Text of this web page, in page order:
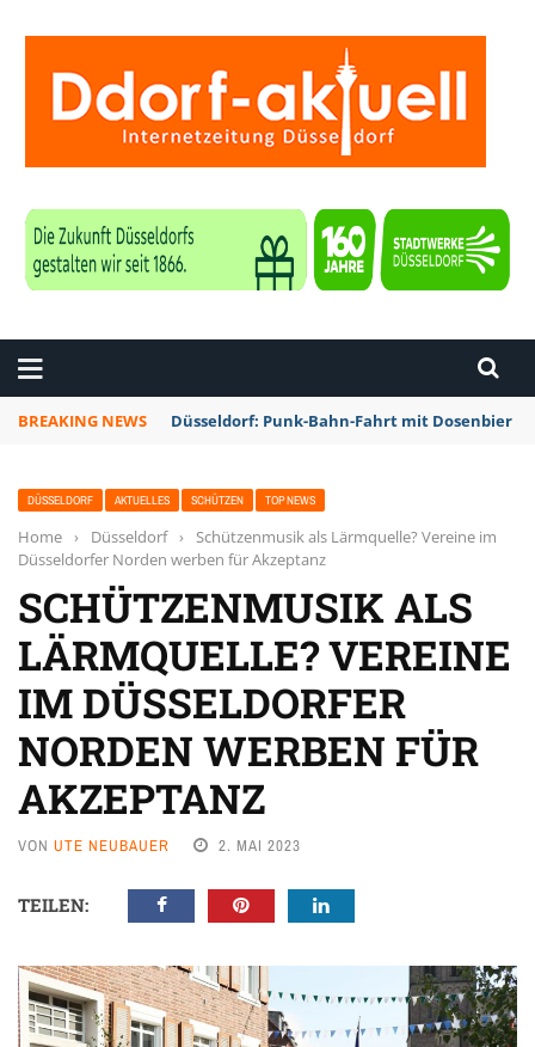
BREAKING NEWS Düsseldorf: Punk-Bahn-Fahrt mit Dosenbier
DÜSSELDORF AKTUELLES SCHÜTZEN TOP NEWS
Home › Düsseldorf › Schützenmusik als Lärmquelle? Vereine im
Düsseldorfer Norden werben für Akzeptanz
SCHÜTZENMUSIK ALS
LÄRMQUELLE? VEREINE
IM DÜSSELDORFER
NORDEN WERBEN FÜR
AKZEPTANZ
VON UTE NEUBAUER 2. MAI 2023
TEILEN: